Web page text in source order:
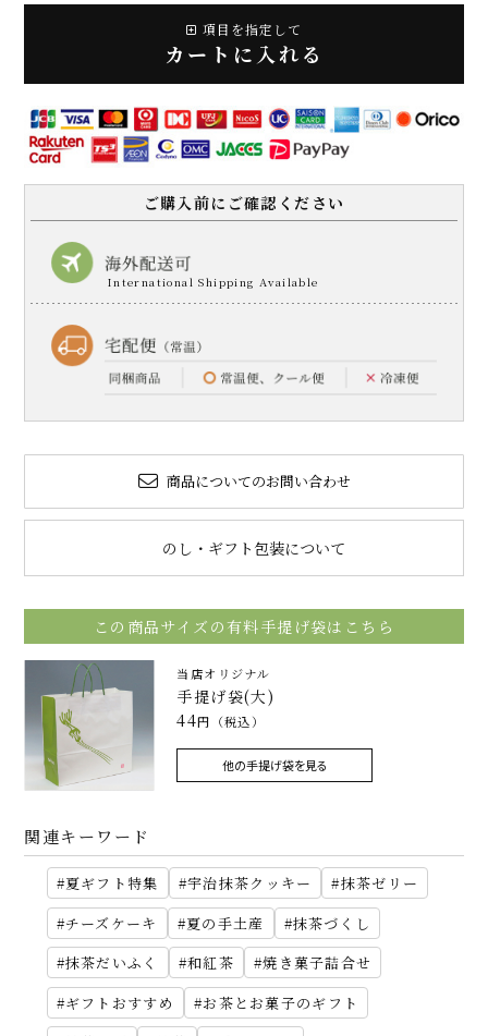
項目を指定して
カートに入れる
ご購入前にご確認ください
商品についてのお問い合わせ
のし・ギフト包装について
この商品サイズの有料手提げ袋はこちら
当店オリジナル
手提げ袋(大)
44円（税込）
他の手提げ袋を見る
関連キーワード
夏ギフト特集 宇治抹茶クッキー
抹茶ゼリー
チーズケーキ
夏の手土産
抹茶づくし
抹茶だいふく
和紅茶
焼き菓子詰合せ
ギフトおすすめ
お茶とお菓子のギフト